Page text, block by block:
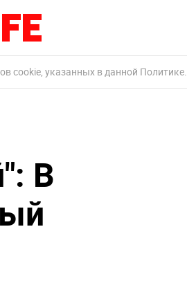
cookie, указанных в данной Политике.
В